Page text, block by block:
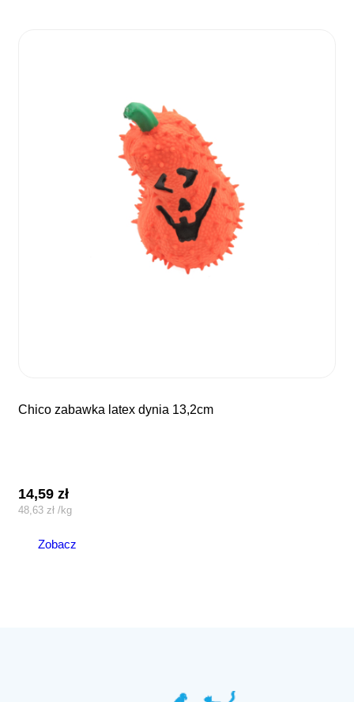
chico zabawka latex dynia 13,2cm
14,59zł
48,63zł /kg
Zobacz